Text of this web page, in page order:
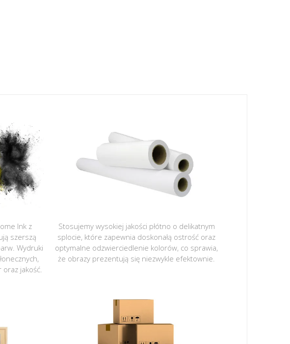
Ink z
szerszą
Wydruki
oraz jakość.
Stosujemy wysokiej jakości płótno o delikatnym
splocie, które zapewnia doskonałą ostrość oraz
optymalne odzwierciedlenie kolorów, co sprawia,
że obrazy prezentują się niezwykle efektownie.